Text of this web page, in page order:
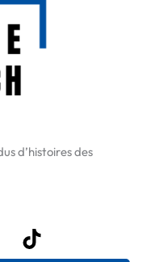
d’histoires des
Tiktok